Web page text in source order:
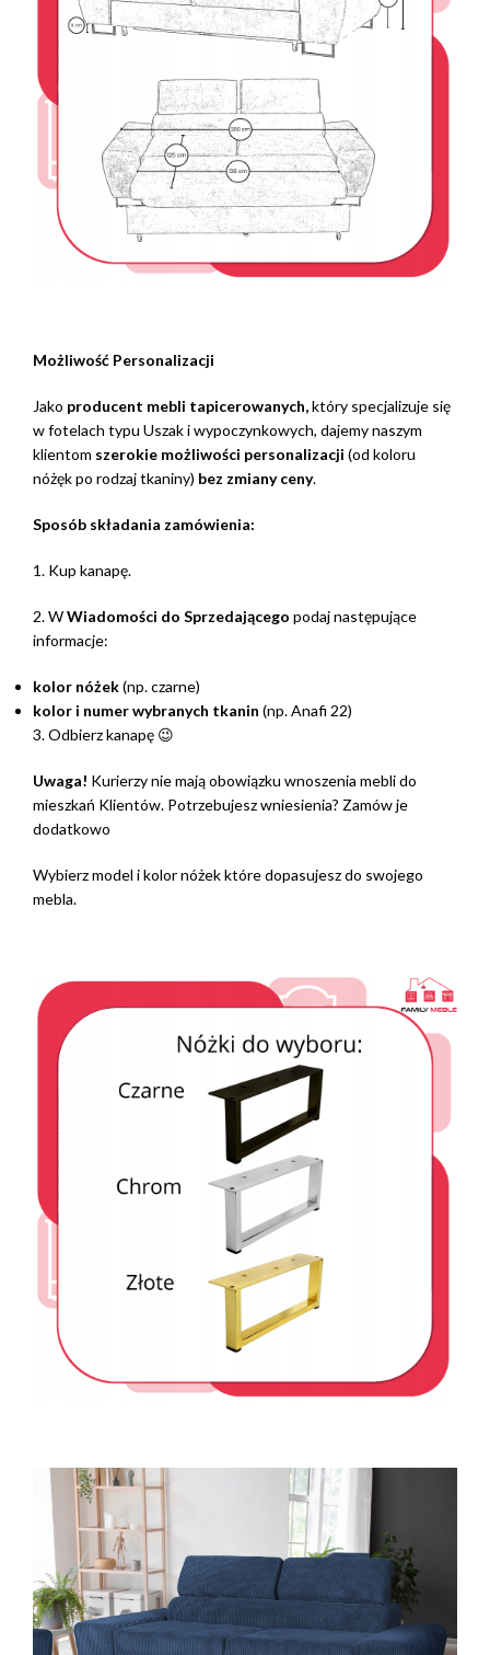
Możliwość Personalizacji
Jako producent mebli tapicerowanych,który specjalizuje się
w fotelach typu Uszak i wypoczynkowych, dajemy naszym
klientom szerokie możliwości personalizacji (od koloru
nóżęk po rodzaj tkaniny) bez zmiany ceny.
Sposób składania zamówienia:
1. Kup kanapę.
2. WWiadomości do Sprzedającego podaj następujące
informacje:
kolor nóżek(np. czarne)
kolor i numer wybranych tkanin (np. Anafi 22)
3. Odbierz kanapę 😉
Uwaga! Kurierzy nie mają obowiązku wnoszenia mebli do
mieszkań Klientów. Potrzebujesz wniesienia? Zamów je
dodatkowo
Wybierz model i kolor nóżek które dopasujesz do swojego
mebla.